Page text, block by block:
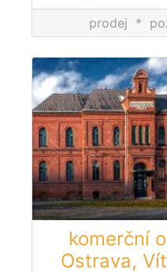
prodej *
komerční
Ostrava,